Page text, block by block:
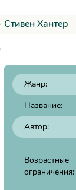
Хантер
Жанр:
Название:
Автор:
Возрастные
ограничения: